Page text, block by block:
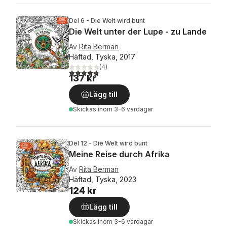
Del 6 - Die Welt wird bunt
Die Welt unter der Lupe - zu Lande
Av Rita Berman
Häftad, Tyska, 2017
4,8utav 5 stjärnor. Totalt antal röster:
(4)
137 kr
Lägg till
Skickas inom 3-6 vardagar
Del 12 - Die Welt wird bunt
Meine Reise durch Afrika
Av Rita Berman
Häftad, Tyska, 2023
124 kr
Lägg till
Skickas inom 3-6 vardagar